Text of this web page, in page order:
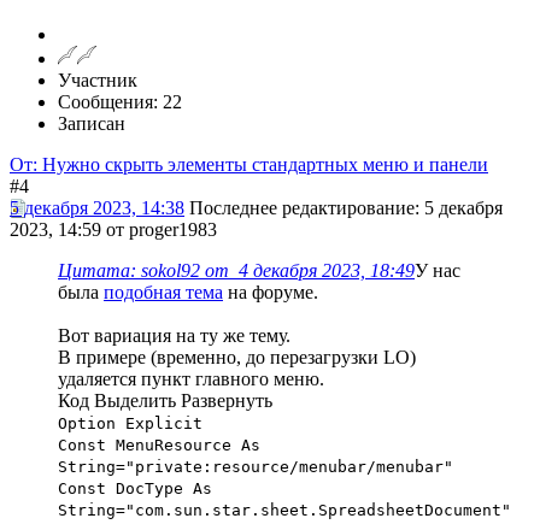
Участник
Сообщения: 22
Записан
От: Нужно скрыть элементы стандартных меню и панели
#4
5 декабря 2023, 14:38 Последнее редактирование: 5 декабря
2023, 14:59 от proger1983
Цитата: sokol92 от 4 декабря 2023, 18:49У нас
была подобная тема на форуме.
Вот вариация на ту же тему.
В примере (временно, до перезагрузки LO)
удаляется пункт главного меню.
Код Выделить Развернуть
Option Explicit
Const MenuResource As
String="private:resource/menubar/menubar"
Const DocType As
String="com.sun.star.sheet.SpreadsheetDocument"